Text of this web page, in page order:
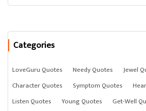
Categories
LoveGuru Quotes Needy Quotes
Jewel
Character Quotes
Symptom Quotes
Listen Quotes
Young Quotes Get-Well